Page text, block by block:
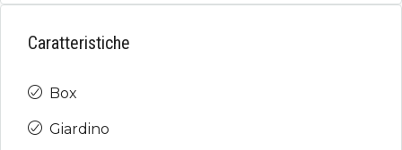
Caratteristiche
Box
Giardino